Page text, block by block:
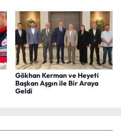
Gökhan Kerman ve Heyeti
Başkan Aşgın ile Bir Araya
Geldi